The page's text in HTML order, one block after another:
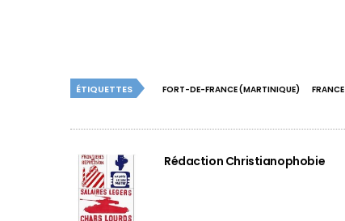
ÉTIQUETTES FORT-DE-FRANCE (MARTINIQUE)
Rédaction Christianophobie